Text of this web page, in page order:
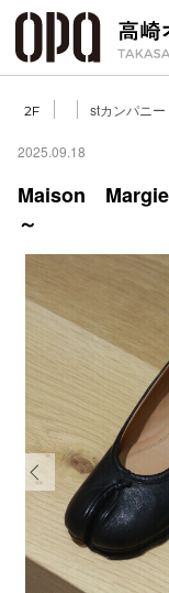
2F stカンパニー
2025.09.18
Maison
～
Previous